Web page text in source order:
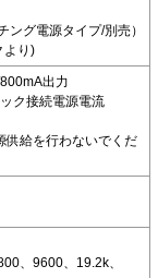
グ電源タイプ/別売）
より)
出力
ク接続電源電流
供給を行わないでくだ
、9600、19.2k、